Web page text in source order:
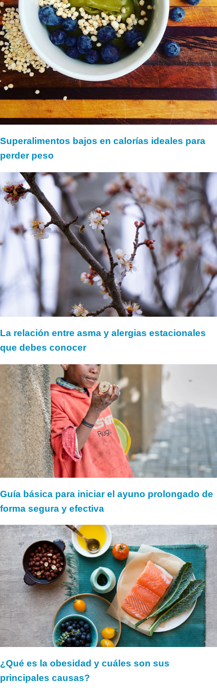
Superalimentos bajos en calorías ideales para
perder peso
La relación entre asma y alergias estacionales
que debes conocer
Guía básica para iniciar el ayuno prolongado de
forma segura y efectiva
¿Qué es la obesidad y cuáles son sus
principales causas?